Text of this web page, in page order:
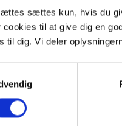
sættes kun, hvis du
cookies til at give dig en
til dig. Vi deler
udvikler sig hele tiden.
af